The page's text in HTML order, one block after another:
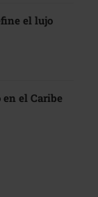
el lujo
el Caribe